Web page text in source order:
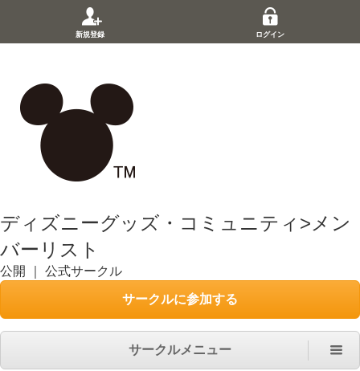
新規登録 ログイン
ディズニーグッズ・コミュニティ > メン
バーリスト
公開 公式サークル
サークルに参加する
サークルメニュー